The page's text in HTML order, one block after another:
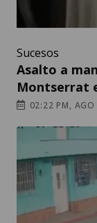
Sucesos
Asalto a
Montserrat
02:22 PM,